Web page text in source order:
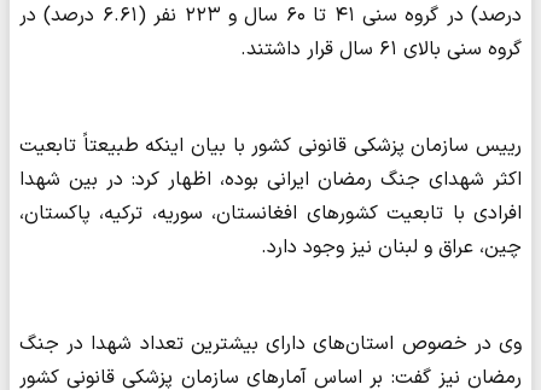
درصد) در گروه سنی ۴۱ تا ۶۰ سال و ۲۲۳ نفر (۶.۶۱ درصد) در
گروه سنی بالای ۶۱ سال قرار داشتند.
رییس سازمان پزشکی قانونی کشور با بیان اینکه طبیعتاً تابعیت
اکثر شهدای جنگ رمضان ایرانی بوده، اظهار کرد: در بین شهدا
افرادی با تابعیت کشورهای افغانستان، سوریه، ترکیه، پاکستان،
چین، عراق و لبنان نیز وجود دارد.
وی در خصوص استان‌های دارای بیشترین تعداد شهدا در جنگ
رمضان نیز گفت: بر اساس آمارهای سازمان پزشکی قانونی کشور